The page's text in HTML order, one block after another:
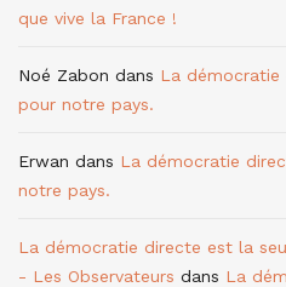
que vive la France !
Noé Zabon dans La
pour notre pays.
Erwan dans La démocratie
notre pays.
La démocratie directe est la
- Les Observateurs dans La